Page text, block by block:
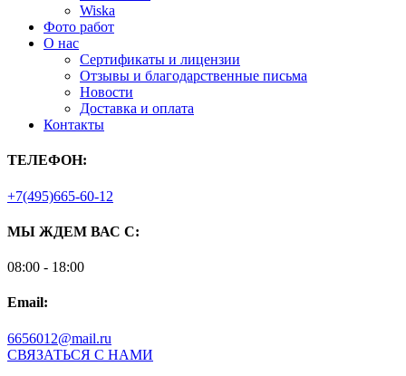
Wiska
Фото работ
О нас
Сертификаты и лицензии
Отзывы и благодарственные письма
Новости
Доставка и оплата
Контакты
ТЕЛЕФОН:
+7(495)665-60-12
МЫ ЖДЕМ ВАС С:
08:00 - 18:00
Email:
6656012@mail.ru
СВЯЗАТЬСЯ С НАМИ